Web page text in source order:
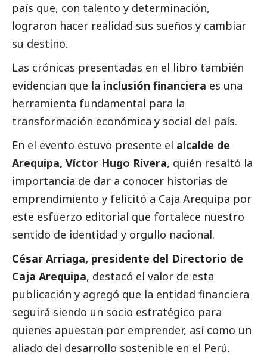
país que, con talento y determinación,
lograron hacer realidad sus sueños y cambiar
su destino.
Las crónicas presentadas en el libro también
evidencian que la inclusión financiera es una
herramienta fundamental para la
transformación económica y social del país.
En el evento estuvo presente el alcalde de
Arequipa, Víctor Hugo Rivera, quién resaltó la
importancia de dar a conocer historias de
emprendimiento y felicitó a Caja Arequipa por
este esfuerzo editorial que fortalece nuestro
sentido de identidad y orgullo nacional.
César Arriaga, presidente del Directorio de
Caja Arequipa, destacó el valor de esta
publicación y agregó que la entidad financiera
seguirá siendo un socio estratégico para
quienes apuestan por emprender, así como un
aliado del desarrollo sostenible en el Perú.